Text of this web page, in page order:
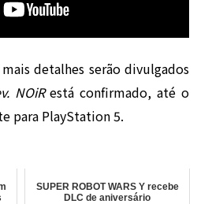
detalhes serão divulgados
NOiRestá confirmado, até o
para PlayStation 5.
SUPER ROBOT WARS Y recebe
DLC de aniversário